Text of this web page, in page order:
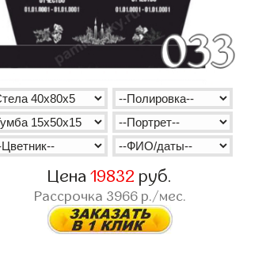
Цена19832 руб.
Рассрочка 3966р./мес.